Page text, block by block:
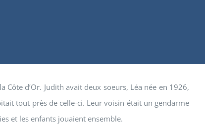
d’Or. Judith avait deux soeurs, Léa née en 1926,
tout près de celle-ci. Leur voisin était un gendarme
et les enfants jouaient ensemble.